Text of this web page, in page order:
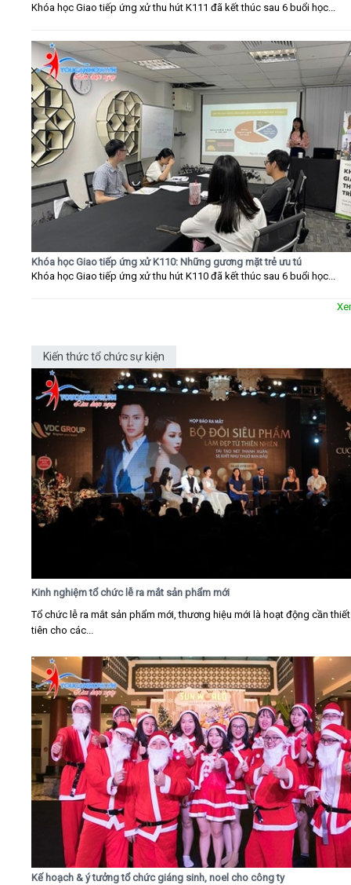
Khóa học Giao tiếp ứng xử thu hút K111 đã kết thúc sau 6 buổi học...
Khóa học Giao tiếp ứng xử K110: Những gương mặt trẻ ưu tú
Khóa học Giao tiếp ứng xử thu hút K110 đã kết thúc sau 6 buổi học...
Kiến thức tổ chức sự kiện
Kinh nghiệm tổ chức lễ ra mắt sản phẩm mới
Tổ chức lễ ra mắt sản phẩm mới, thương hiệu mới là hoạt động cần
tiên cho các...
Kế hoạch & ý tưởng tổ chức giáng sinh, noel cho công ty